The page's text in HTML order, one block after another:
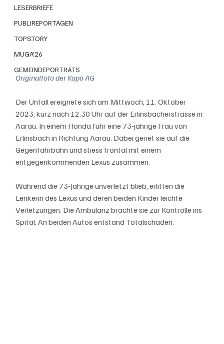
LESERBRIEFE
PUBLIREPORTAGEN
TOPSTORY
MUGA'26
GEMEINDEPORTRÄTS
Originalfoto der Kapo AG
Der Unfall ereignete sich am Mittwoch, 11. Oktober
2023, kurz nach 12.30 Uhr auf der Erlinsbacherstrasse in
Aarau. In einem Honda fuhr eine 73-jährige Frau von
Erlinsbach in Richtung Aarau. Dabei geriet sie auf die
Gegenfahrbahn und stiess frontal mit einem
entgegenkommenden Lexus zusammen.
Während die 73-Jährige unverletzt blieb, erlitten die
Lenkerin des Lexus und deren beiden Kinder leichte
Verletzungen. Die Ambulanz brachte sie zur Kontrolle ins
Spital. An beiden Autos entstand Totalschaden.